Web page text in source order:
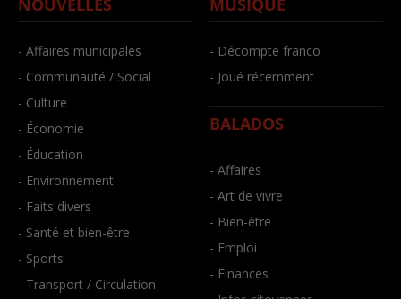
- Affaires municipales
- Communauté / Social
- Culture
- Économie
- Éducation
- Environnement
- Faits divers
- Santé et bien-être
- Sports
- Transport / Circulation
- Décompte franco
- Joué récemment
BALADOS
- Affaires
- Art de vivre
- Bien-être
- Emploi
- Finances